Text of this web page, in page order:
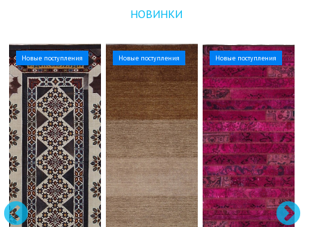
НОВИНКИ
Новые поступления Новые поступления Новые поступления